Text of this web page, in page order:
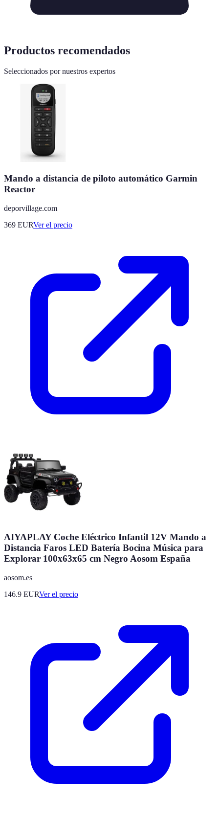
Productos recomendados
Seleccionados por nuestros expertos
Mando a distancia de piloto automático Garmin
Reactor
deporvillage.com
369 EURVer el precio
AIYAPLAY Coche Eléctrico Infantil 12V Mando a
Distancia Faros LED Batería Bocina Música para
Explorar 100x63x65 cm Negro Aosom España
aosom.es
146.9 EURVer el precio